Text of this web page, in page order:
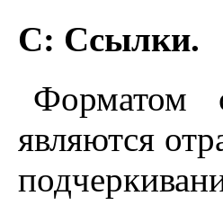
C: Ссылки.
Форматом
являются